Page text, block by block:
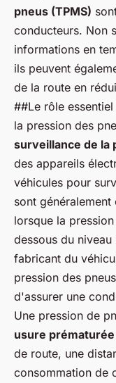
pneus (TPMS)
conducteurs. Non
informations en
ils peuvent
de la route en
##Le rôle
la pression des
surveillance de la
des appareils
véhicules pour
sont
lorsque la
dessous du
fabricant du
pression des
d'assurer une
Une pression de
usure prématurée
de route, une
consommation de